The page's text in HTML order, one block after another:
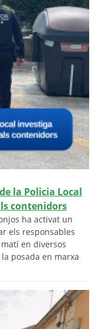
la Policia Local
contenidors
ha activat un
els responsables
en diversos
posada en marxa